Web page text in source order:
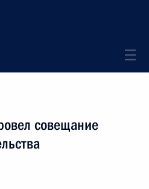
совещание